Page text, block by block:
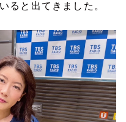
ると出てきました。